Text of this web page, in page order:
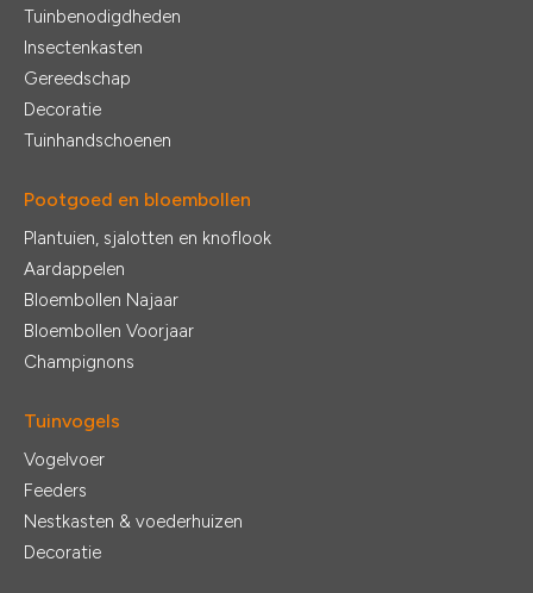
Tuinbenodigdheden
Insectenkasten
Gereedschap
Decoratie
Tuinhandschoenen
Pootgoed en bloembollen
Plantuien, sjalotten en knoflook
Aardappelen
Bloembollen Najaar
Bloembollen Voorjaar
Champignons
Tuinvogels
Vogelvoer
Feeders
Nestkasten & voederhuizen
Decoratie